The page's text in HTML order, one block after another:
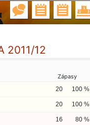
2011/12
Zápasy
20 100 %
20 100 %
16 80 %